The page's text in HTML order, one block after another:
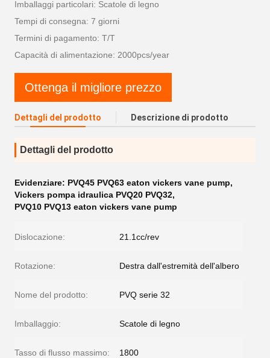
Imballaggi particolari: Scatole di legno
Tempi di consegna: 7 giorni
Termini di pagamento: T/T
Capacità di alimentazione: 2000pcs/year
Ottenga il migliore prezzo
Dettagli del prodotto Descrizione di prodotto
Dettagli del prodotto
Evidenziare: PVQ45 PVQ63 eaton vickers vane pump,
Vickers pompa idraulica PVQ20 PVQ32,
PVQ10 PVQ13 eaton vickers vane pump
Dislocazione: 21.1cc/rev
Rotazione: Destra dall'estremità dell'albero
Nome del prodotto: PVQ serie 32
Imballaggio: Scatole di legno
Tasso di flusso massimo: 1800